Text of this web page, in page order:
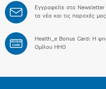
Εγγραφείτε στο
τα νέα και τις παροχές
BONUS
CARD
Health_e Bonus Card: H
Ομίλου HHG